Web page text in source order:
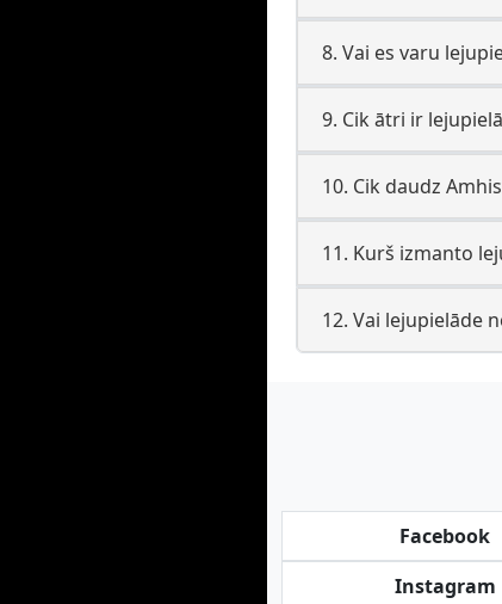
8. Vai es varu
9. Cik ātri ir
10. Cik daudz
11. Kurš izmanto
12. Vai lejupielāde
Facebook
Instagram